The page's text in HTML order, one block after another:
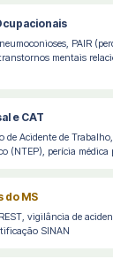
PAIR
mentais
e CAT
de Acidente de
(NTEP), perícia médica
do MS
vigilância de
SINAN